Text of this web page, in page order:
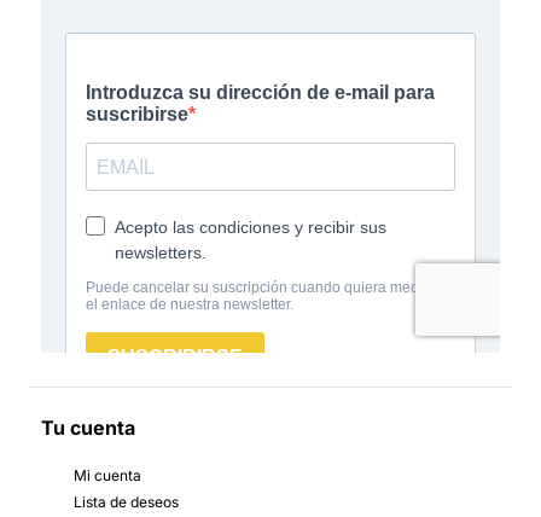
Tu cuenta
Mi cuenta
Lista de deseos